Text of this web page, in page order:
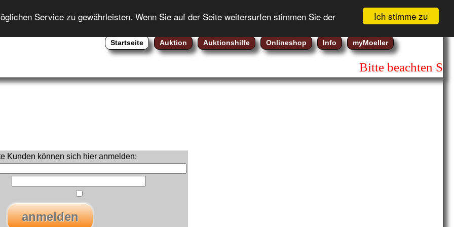
Ich stimme zu
Service zu gewährleisten. Wenn Sie auf der Seite weitersurfen stimmen Sie der
Registrierung
Gebotsliste (0)
Warenkorb (0)
Startseite Auktion Auktionshilfe Onlineshop Info myMoeller
Bitte beachten
Kunden können sich hier anmelden: